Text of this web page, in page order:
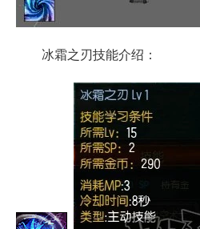
冰霜之刃技能介绍：